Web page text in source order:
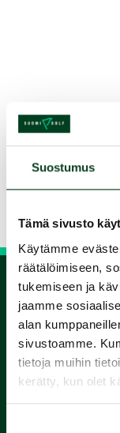
Suostumus
Tämä sivusto
Käytämme
räätälöimiseen,
tukemiseen ja
jaamme
alan
sivustoamme.
tietoja muihin
kerätty, kun olet
Jaa kurssi
1.
Varaa
alkeiskurssi